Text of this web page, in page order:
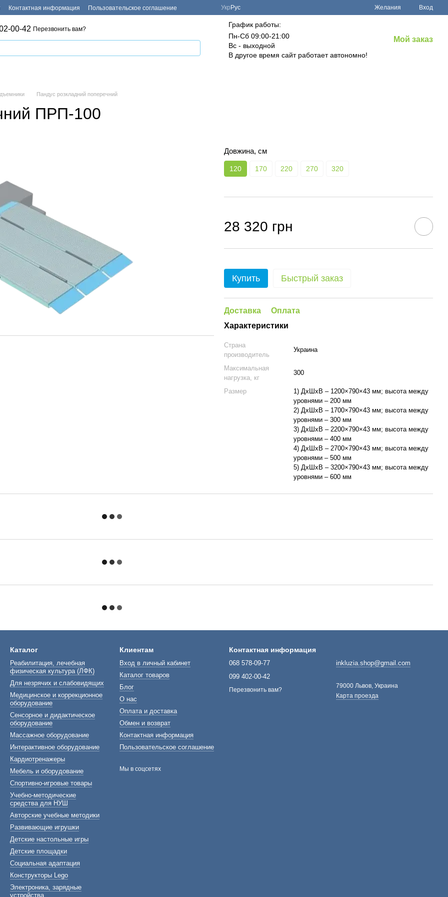
Контактная информация Пользовательское соглашение Укр Рус Желания Вход
00-42 Перезвонить вам?
График работы:
Пн-Сб 09:00-21:00
Вс - выходной
В другое время сайт работает автономно!
Мой заказ
Пандус розкладний поперечний
ПРП-100
Довжина, см
120 170 220 270 320
28 320 грн
Купить Быстрый заказ
Доставка
Оплата
Характеристики
Страна
производитель
Украина
Максимальная
нагрузка, кг
300
Размер
1) ДхШхВ – 1200×790×43 мм; высота между
уровнями – 200 мм
2) ДхШхВ – 1700×790×43 мм; высота между
уровнями – 300 мм
3) ДхШхВ – 2200×790×43 мм; высота между
уровнями – 400 мм
4) ДхШхВ – 2700×790×43 мм; высота между
уровнями – 500 мм
5) ДхШхВ – 3200×790×43 мм; высота между
уровнями – 600 мм
Каталог
Реабилитация, лечебная
физическая культура (ЛФК)
Для незрячих и слабовидящих
Медицинское и коррекционное
оборудование
Сенсорное и дидактическое
оборудование
Массажное оборудование
Интерактивное оборудование
Кардиотренажеры
Мебель и оборудование
Спортивно-игровые товары
Учебно-методические
средства для НУШ
Авторские учебные методики
Развивающие игрушки
Детские настольные игры
Детские площадки
Социальная адаптация
Конструкторы Lego
Электроника, зарядные
устройства
Клиентам
Вход в личный кабинет
Каталог товаров
Блог
О нас
Оплата и доставка
Обмен и возврат
Контактная информация
Пользовательское соглашение
Мы в соцсетях
Контактная информация
068 578-09-77
099 402-00-42
Перезвонить вам?
inkluzia.shop@gmail.com
79000 Львов, Украина
Карта проезда